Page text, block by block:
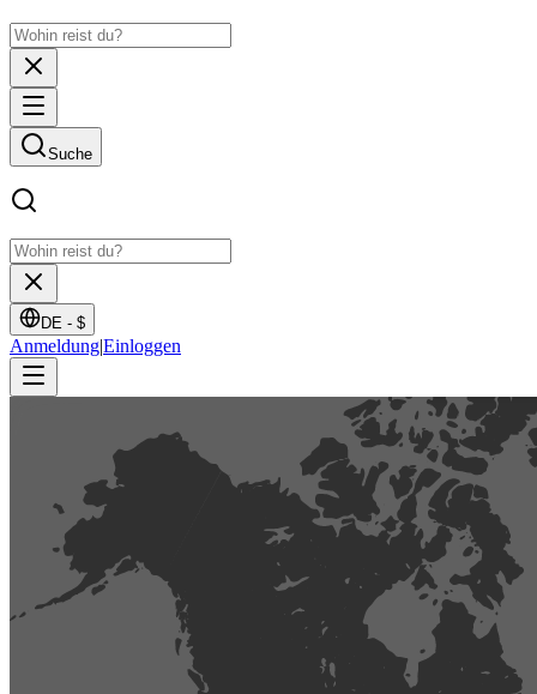
Suche
DE - $
Anmeldung|Einloggen